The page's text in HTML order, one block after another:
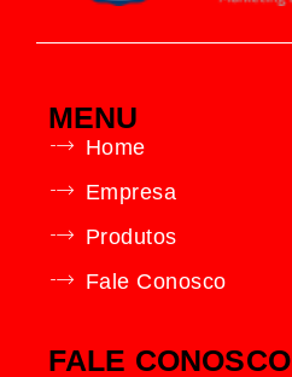
MENU
Home
Empresa
Produtos
Fale Conosco
FALE CONOSCO